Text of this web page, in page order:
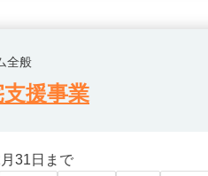
全般
援事業
31日まで